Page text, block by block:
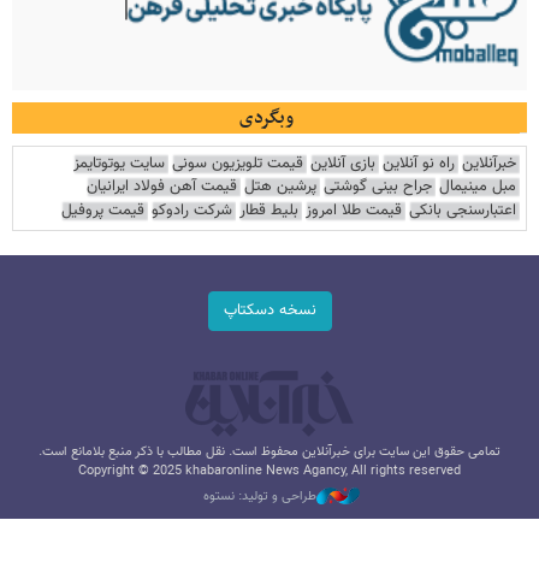
وبگردی
خبرآنلاین راه نو آنلاین بازی آنلاین قیمت تلویزیون سونی سایت یوتوتایمز
مبل مینیمال جراح بینی گوشتی پرشین هتل قیمت آهن فولاد ایرانیان
اعتبارسنجی بانکی قیمت طلا امروز بلیط قطار شرکت رادوکو قیمت پروفیل
نسخه دسکتاپ
تمامی حقوق این سایت برای خبرآنلاین محفوظ است. نقل مطالب با ذکر منبع بلامانع است.
Copyright © 2025 khabaronline News Agancy, All rights reserved
طراحی و تولید: نستوه